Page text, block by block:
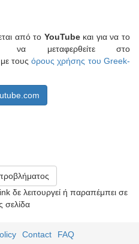
από το YouTubeκαι για να το
να μεταφερθείτε στο
τουςόρους χρήσης του Greek-
δε λειτουργεί ή παραπέμπει σε
σελίδα
Contact FAQ